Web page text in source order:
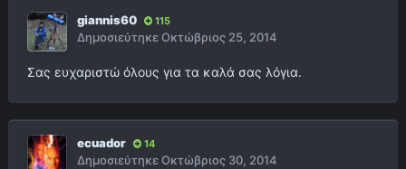
giannis60 115
ΔημοσιεύτηκεΟκτώβριος 25, 2014
Σας ευχαριστώ όλους για τα καλά σας λόγια.
ecuador 14
ΔημοσιεύτηκεΟκτώβριος 30, 2014